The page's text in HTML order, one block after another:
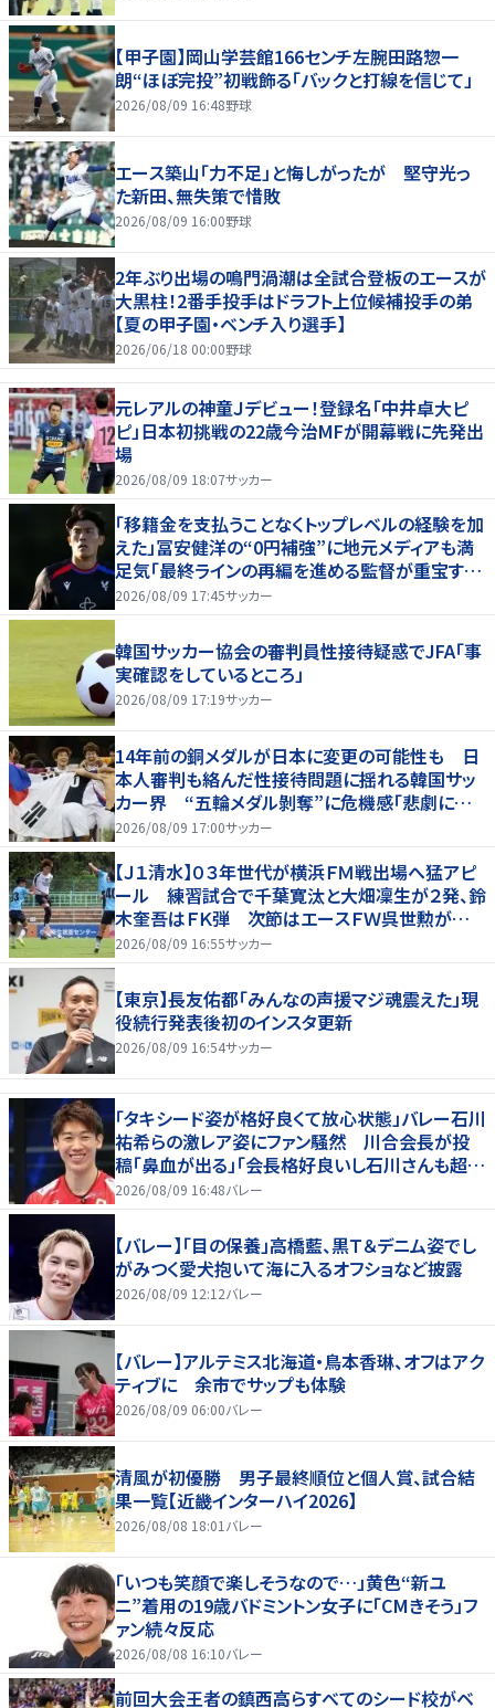
【甲子園】岡山学芸館166センチ左腕田路惣一
朗“ほぼ完投”初戦飾る「バックと打線を信じて」
2026/08/09 16:48野球
エース築山「力不足」と悔しがったが 堅守光っ
た新田、無失策で惜敗
2026/08/09 16:00野球
2年ぶり出場の鳴門渦潮は全試合登板のエースが
大黒柱！2番手投手はドラフト上位候補投手の弟
【夏の甲子園・ベンチ入り選手】
2026/06/18 00:00野球
元レアルの神童Ｊデビュー！登録名「中井卓大ピ
ピ」日本初挑戦の22歳今治MFが開幕戦に先発出
場
2026/08/09 18:07サッカー
「移籍金を支払うことなくトップレベルの経験を加
えた」冨安健洋の“0円補強”に地元メディアも満
足気「最終ラインの再編を進める監督が重宝する
柔軟性を備えている」
2026/08/09 17:45サッカー
韓国サッカー協会の審判員性接待疑惑でJFA「事
実確認をしているところ」
2026/08/09 17:19サッカー
14年前の銅メダルが日本に変更の可能性も 日
本人審判も絡んだ性接待問題に揺れる韓国サッ
カー界 “五輪メダル剝奪”に危機感「悲劇に見
舞われる」
2026/08/09 17:00サッカー
【Ｊ１清水】０３年世代が横浜ＦＭ戦出場へ猛アピ
ール 練習試合で千葉寛汰と大畑凜生が２発、鈴
木奎吾はＦＫ弾 次節はエースＦＷ呉世勲が出
場停止
2026/08/09 16:55サッカー
【東京】長友佑都「みんなの声援マジ魂震えた」現
役続行発表後初のインスタ更新
2026/08/09 16:54サッカー
「タキシード姿が格好良くて放心状態」バレー石川
祐希らの激レア姿にファン騒然 川合会長が投
稿「鼻血が出る」「会長格好良いし石川さんも超格
好いい」
2026/08/09 16:48バレー
【バレー】「目の保養」高橋藍、黒Ｔ＆デニム姿でし
がみつく愛犬抱いて海に入るオフショなど披露
2026/08/09 12:12バレー
【バレー】アルテミス北海道・鳥本香琳、オフはアク
ティブに 余市でサップも体験
2026/08/09 06:00バレー
清風が初優勝 男子最終順位と個人賞、試合結
果一覧【近畿インターハイ2026】
2026/08/08 18:01バレー
「いつも笑顔で楽しそうなので…」黄色“新ユ
ニ”着用の19歳バドミントン女子に「CMきそう」フ
ァン続々反応
2026/08/08 16:10バレー
前回大会王者の鎮西高らすべてのシード校がベ